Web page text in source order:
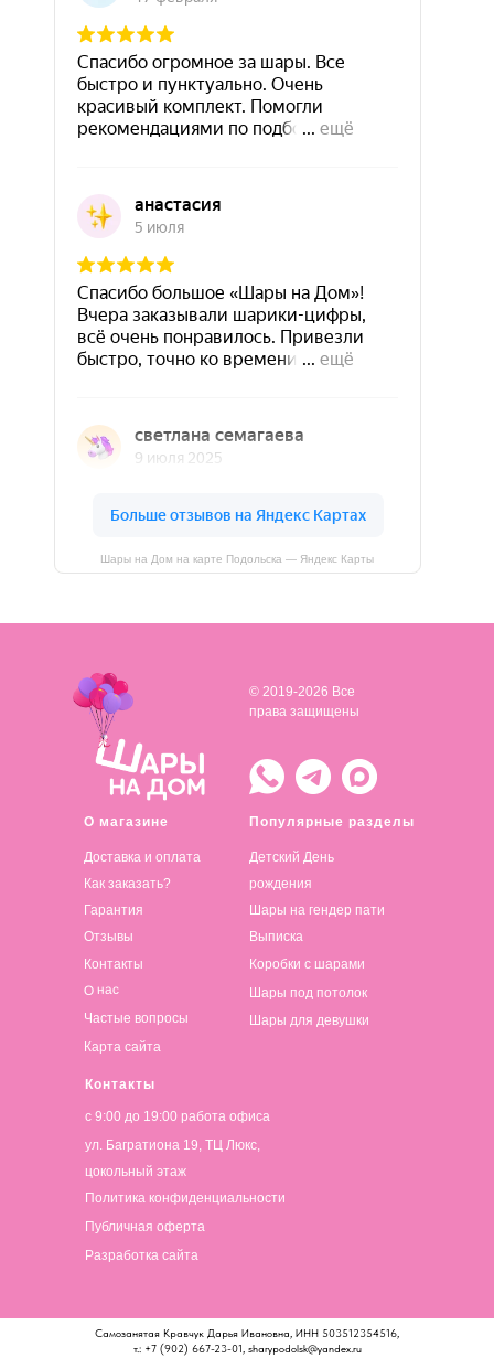
Шары на Дом на карте Подольска — Яндекс Карты
О магазине
Доставка и оплата
Популярные разделы
Детский День
рождения
Контакты
© 2019-2026 Все
права защищены
Как заказать?
Гарантия
Отзывы
Контакты
О нас
Частые вопросы
Карта сайта
Шары на гендер пати
Выписка
Коробки с шарами
Шары под потолок
Шары для девушки
с 9:00 до 19:00 работа офиса
ул. Багратиона 19, ТЦ Люкс,
цокольный этаж
Политика конфиденциальности
Публичная оферта
Разработка сайта
Самозанятая Кравчук Дарья Ивановна, ИНН 503512354516,
т.: +7 (902) 667-23-01, sharypodolsk@yandex.ru